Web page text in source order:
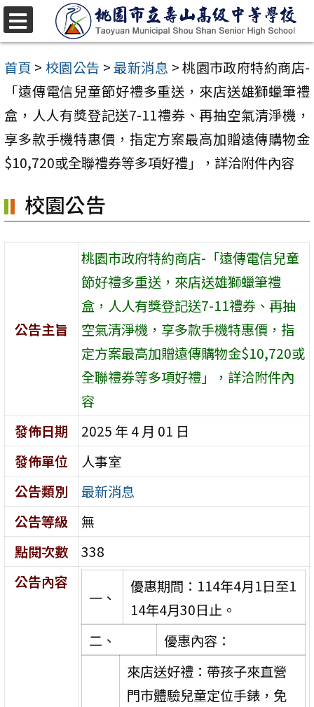
跳
至
主
內
容
區
首頁 > 校園公告 >最新消息 >桃園市政府特約商店-
「遠傳電信兒童節好禮多重送，來店送雄獅蠟筆禮
盒，人人有獎登記送7-11禮券、再抽空氣清淨機，
享多款手機特惠價，指定方案最高加贈遠傳購物金
$10,720或全聯禮券等多項好禮」，詳洽附件內容
校園公告
公告主旨
桃園市政府特約商店-「遠傳電信兒童
節好禮多重送，來店送雄獅蠟筆禮
盒，人人有獎登記送7-11禮券、再抽
空氣清淨機，享多款手機特惠價，指
定方案最高加贈遠傳購物金$10,720或
全聯禮券等多項好禮」，詳洽附件內
容
發佈日期
2025 年 4 月 01 日
發佈單位
人事室
公告類別
最新消息
公告等級
無
點閱次數
338
公告內容
一、
優惠期間：114年4月1日至1
14年4月30日止。
二、
優惠內容：
來店送好禮：帶孩子來直營
門市體驗兒童定位手錶，免
選
單